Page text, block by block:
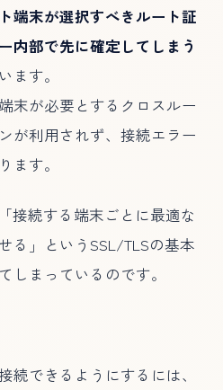
端末が選択すべきルート証
内部で先に確定してしまう
ます。
末が必要とするクロスルー
が利用されず、接続エラー
ます。
接続する端末ごとに最適な
る」というSSL/TLSの基本
しまっているのです。
続できるようにするには、